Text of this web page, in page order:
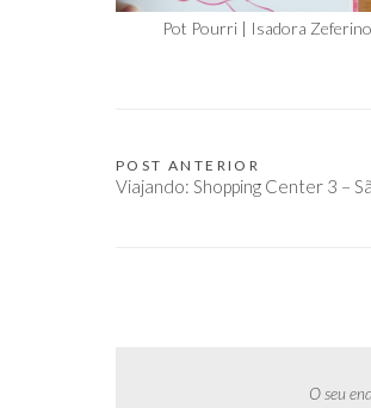
Pot Pourri | Isadora Zeferino
Navegação
POST ANTERIOR
Viajando: Shopping Center 3 –
O seu